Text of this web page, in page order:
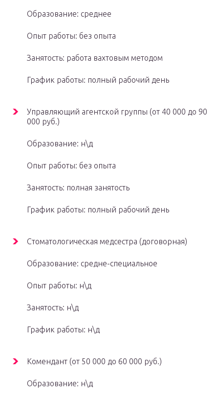
Образование: среднее
Опыт работы: без опыта
Занятость: работа вахтовым методом
График работы: полный рабочий день
Управляющий агентской группы (от 40 000 до 90
000 руб.)
Образование: н\д
Опыт работы: без опыта
Занятость: полная занятость
График работы: полный рабочий день
Стоматологическая медсестра (договорная)
Образование: средне-специальное
Опыт работы: н\д
Занятость: н\д
График работы: н\д
Комендант (от 50 000 до 60 000 руб.)
Образование: н\д